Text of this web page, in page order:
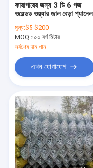
কারাগারের জন্য 3 ডি 6 গজ
ওয়েল্ডড ওয়্যার জাল বেড়া প্যানেল
মূল্য:$5-$200
MOQ:৫০০ বর্গ মিটার
সর্বশেষ দাম পান
এখন যোগাযোগ